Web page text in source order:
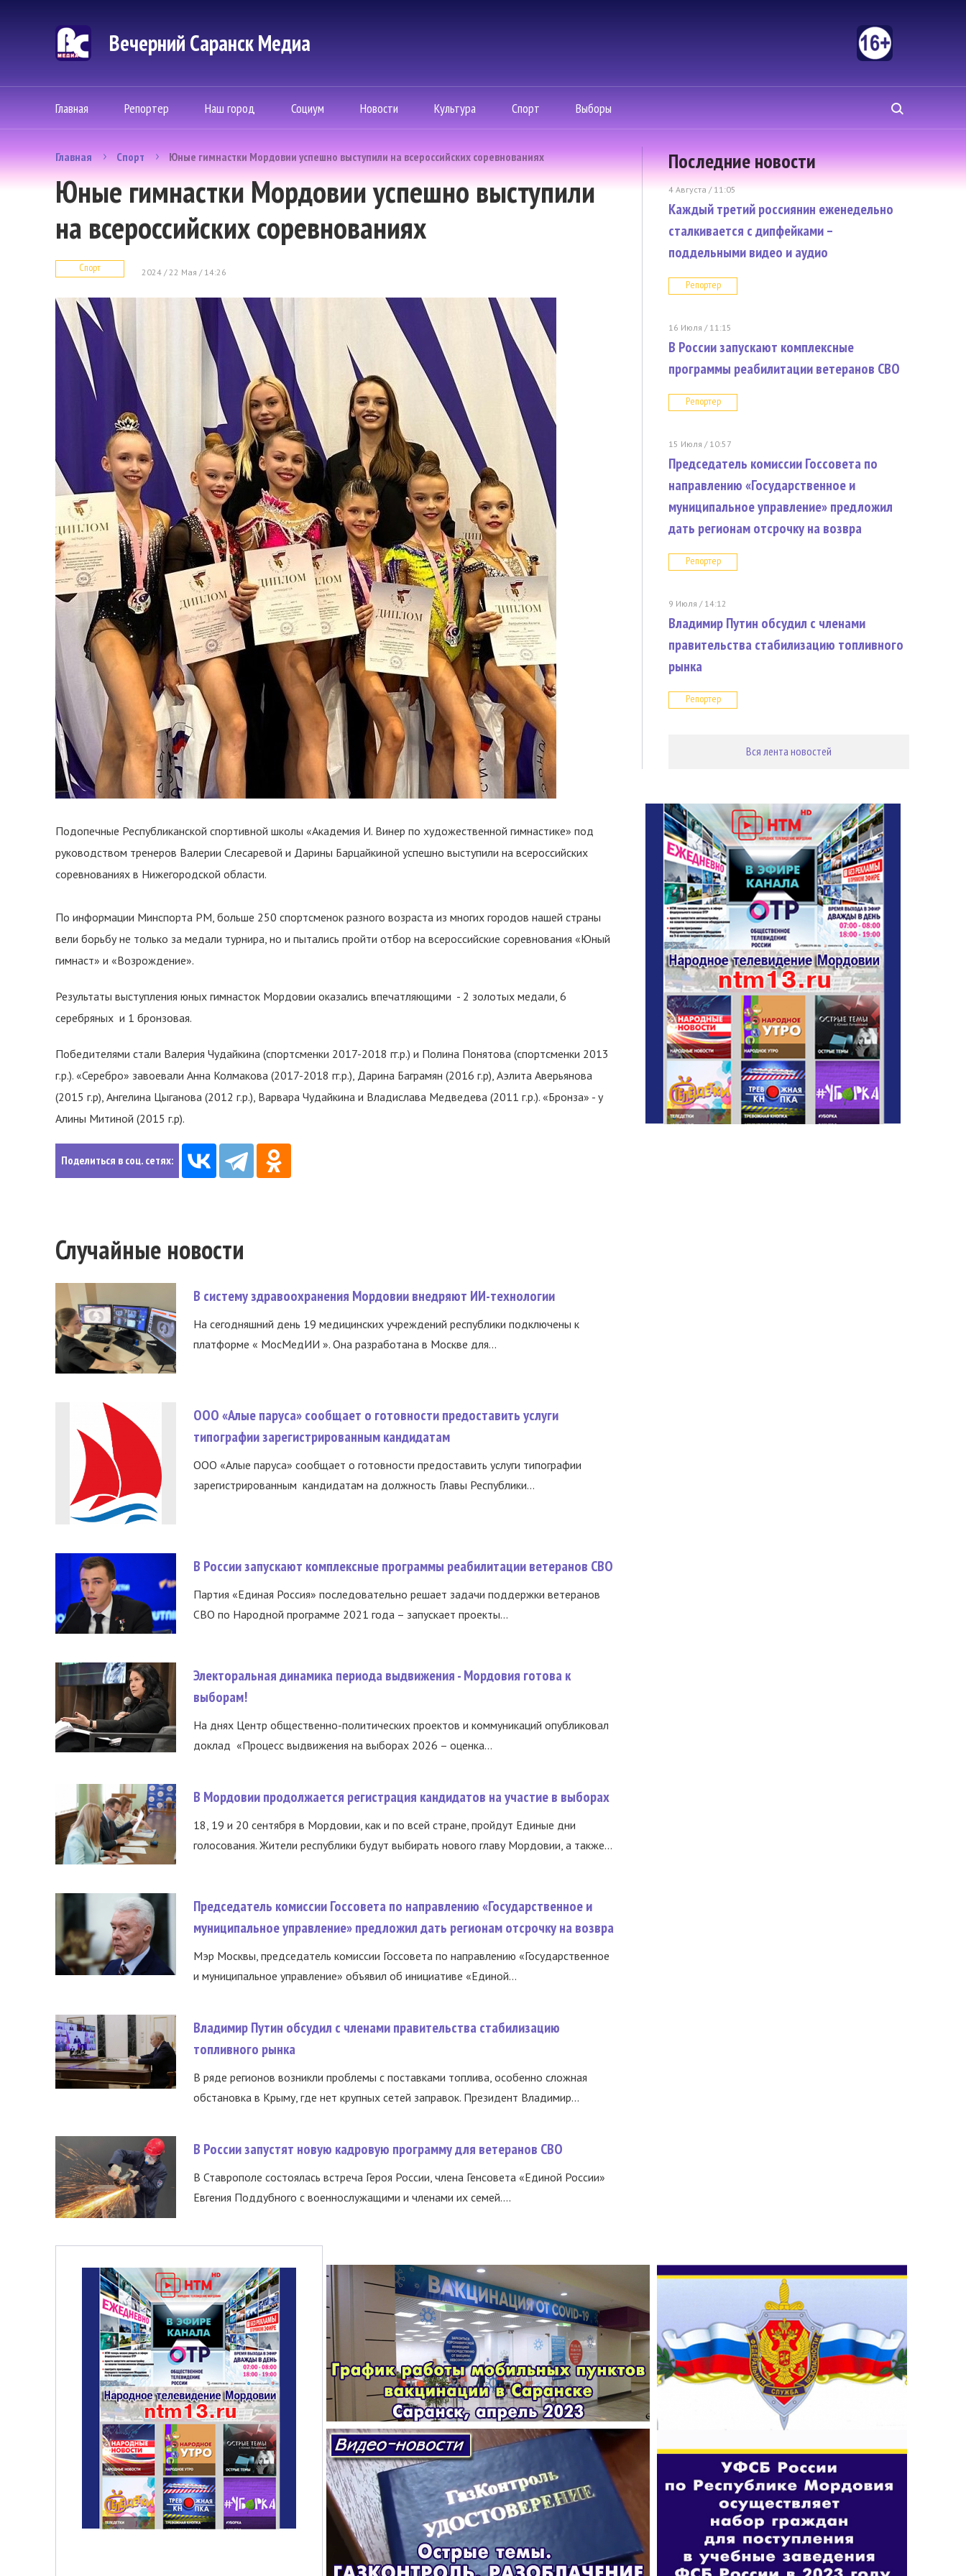
Вечерний Саранск Mедиа
Главная Репортер Наш город Социум Новости Культура Спорт Выборы
Главная Спорт Юные гимнастки Мордовии успешно выступили на всероссийских соревнованиях
Юные гимнастки Мордовии успешно выступили
на всероссийских соревнованиях
Спорт 2024 / 22 Мая / 14:26
Подопечные Республиканской спортивной школы «Академия И. Винер по художественной гимнастике» под
руководством тренеров Валерии Слесаревой и Дарины Барцайкиной успешно выступили на всероссийских
соревнованиях в Нижегородской области.
По информации Минспорта РМ, больше 250 спортсменок разного возраста из многих городов нашей страны
вели борьбу не только за медали турнира, но и пытались пройти отбор на всероссийские соревнования «Юный
гимнаст» и «Возрождение».
Результаты выступления юных гимнасток Мордовии оказались впечатляющими - 2 золотых медали, 6
серебряных и 1 бронзовая.
Победителями стали Валерия Чудайкина (спортсменки 2017-2018 гг.р.) и Полина Понятова (спортсменки 2013
г.р.). «Серебро» завоевали Анна Колмакова (2017-2018 гг.р.), Дарина Баграмян (2016 г.р), Аэлита Аверьянова
(2015 г.р), Ангелина Цыганова (2012 г.р.), Варвара Чудайкина и Владислава Медведева (2011 г.р.). «Бронза» - у
Алины Митиной (2015 г.р).
Поделиться в соц. сетях:
Случайные новости
В систему здравоохранения Мордовии внедряют ИИ-технологии
На сегодняшний день 19 медицинских учреждений республики подключены к
платформе « МосМедИИ ». Она разработана в Москве для...
ООО «Алые паруса» сообщает о готовности предоставить услуги
типографии зарегистрированным кандидатам
ООО «Алые паруса» сообщает о готовности предоставить услуги типографии
зарегистрированным кандидатам на должность Главы Республики...
В России запускают комплексные программы реабилитации ветеранов СВО
Партия «Единая Россия» последовательно решает задачи поддержки ветеранов
СВО по Народной программе 2021 года – запускает проекты...
Электоральная динамика периода выдвижения - Мордовия готова к
выборам!
На днях Центр общественно-политических проектов и коммуникаций опубликовал
доклад «Процесс выдвижения на выборах 2026 – оценка...
В Мордовии продолжается регистрация кандидатов на участие в выборах
18, 19 и 20 сентября в Мордовии, как и по всей стране, пройдут Единые дни
голосования. Жители республики будут выбирать нового главу Мордовии, а также...
Председатель комиссии Госсовета по направлению «Государственное и
муниципальное управление» предложил дать регионам отсрочку на возвра
Мэр Москвы, председатель комиссии Госсовета по направлению «Государственное
и муниципальное управление» объявил об инициативе «Единой...
Владимир Путин обсудил с членами правительства стабилизацию
топливного рынка
В ряде регионов возникли проблемы с поставками топлива, особенно сложная
обстановка в Крыму, где нет крупных сетей заправок. Президент Владимир...
В России запустят новую кадровую программу для ветеранов СВО
В Ставрополе состоялась встреча Героя России, члена Генсовета «Единой России»
Евгения Поддубного с военнослужащими и членами их семей....
Последние новости
4 Августа / 11:05
Каждый третий россиянин еженедельно
сталкивается с дипфейками –
поддельными видео и аудио
Репортер
16 Июля / 11:15
В России запускают комплексные
программы реабилитации ветеранов СВО
Репортер
15 Июля / 10:57
Председатель комиссии Госсовета по
направлению «Государственное и
муниципальное управление» предложил
дать регионам отсрочку на возвра
Репортер
9 Июля / 14:12
Владимир Путин обсудил с членами
правительства стабилизацию топливного
рынка
Репортер
Вся лента новостей